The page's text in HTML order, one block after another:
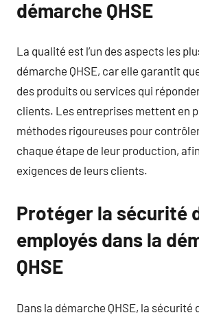
démarche QHSE
La qualité est l’un des aspects les
démarche QHSE, car elle garantit
des produits ou services qui
clients. Les entreprises mettent en
méthodes rigoureuses pour
chaque étape de leur production,
exigences de leurs clients.
Protéger la sécurité
employés dans la
QHSE
Dans la démarche QHSE, la sécurité